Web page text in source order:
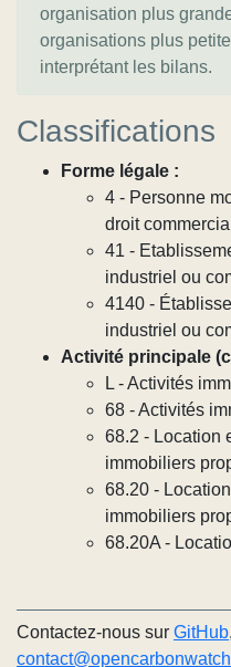
organisation plus
organisations plus
interprétant les bilans.
Classifications
Forme légale :
4 - Personne
droit commercial
41 -
industriel ou
4140 -
industriel ou
Activité principale
L - Activités
68 - Activités
68.2 - Location
immobiliers
68.20 -
immobiliers
68.20A -
Contactez-nous sur GitHub,